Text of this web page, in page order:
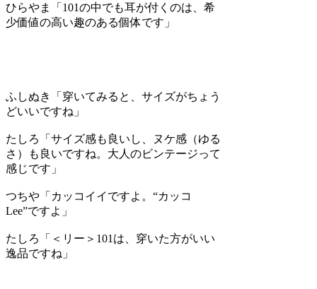
ひらやま
「101の中でも耳が付くのは、希
少価値の高い趣のある個体です」
ふしぬき
「穿いてみると、サイズがちょう
どいいですね」
たしろ
「サイズ感も良いし、ヌケ感（ゆる
さ）も良いですね。大人のビンテージって
感じです」
つちや 「カッコイイですよ。“カッコ
Lee”ですよ」
たしろ
「＜リー＞101は、穿いた方がいい
逸品ですね」